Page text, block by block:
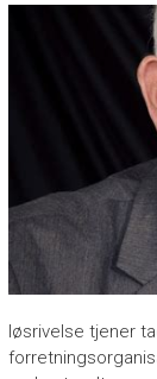
løsrivelse tjener